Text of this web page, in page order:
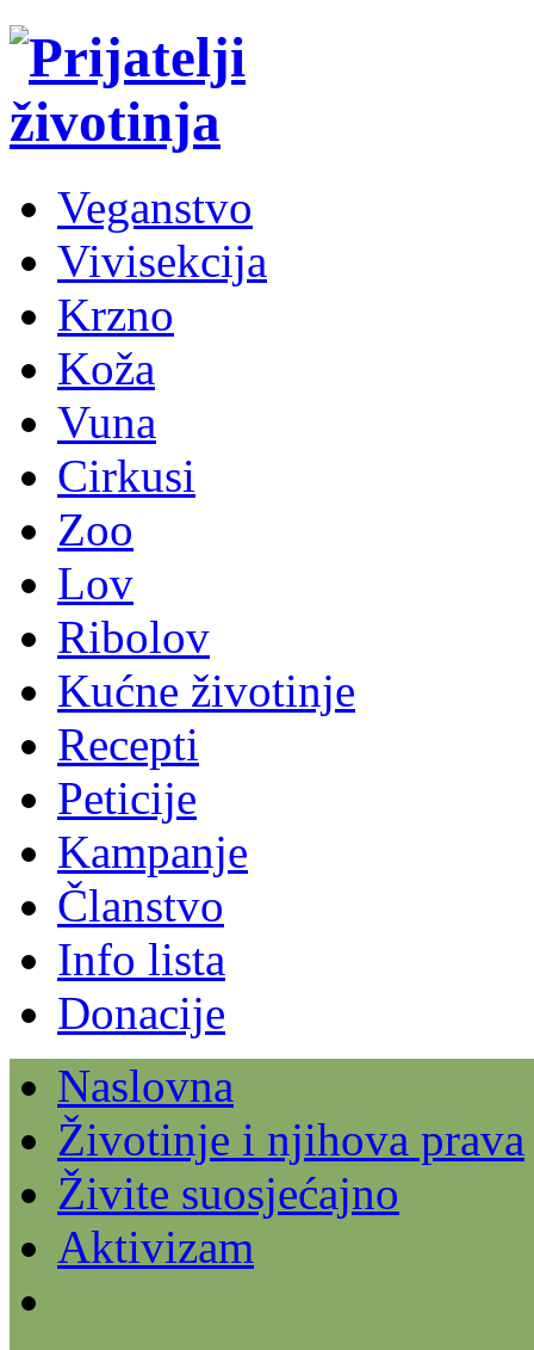
Veganstvo
Vivisekcija
Krzno
Koža
Vuna
Cirkusi
Zoo
Lov
Ribolov
Kućne životinje
Recepti
Peticije
Kampanje
Članstvo
Info lista
Donacije
Naslovna
Životinje i njihova prava
Živite suosjećajno
Aktivizam